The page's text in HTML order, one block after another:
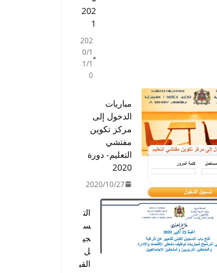
202
1
202
0/1
1/1
0
مباريات
الدخول إلى
مركز تكوين
مفتشي
التعليم- دورة
2020
2020/10/27
الت
س
جي
ل
القب